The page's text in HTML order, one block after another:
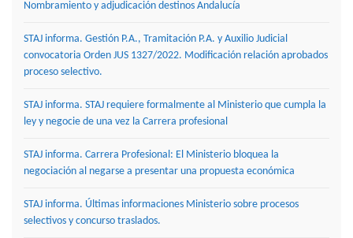
Nombramiento y adjudicación destinos Andalucía
STAJ informa. Gestión P.A., Tramitación P.A. y Auxilio Judicial
convocatoria Orden JUS 1327/2022. Modificación relación aprobados
proceso selectivo.
STAJ informa. STAJ requiere formalmente al Ministerio que cumpla la
ley y negocie de una vez la Carrera profesional
STAJ informa. Carrera Profesional: El Ministerio bloquea la
negociación al negarse a presentar una propuesta económica
STAJ informa. Últimas informaciones Ministerio sobre procesos
selectivos y concurso traslados.